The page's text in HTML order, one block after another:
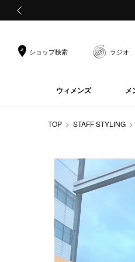
ショップ検索 ラジオ
ウィメンズ メ
TOP STAFF STYLING